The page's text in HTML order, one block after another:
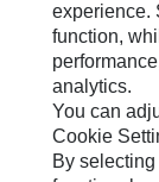
Peta Situs
Cookie Settings
Hukum
Privasi
experience.
function,
analytics.
You can
Cookie
By